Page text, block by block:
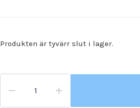
Produkten är tyvärr slut i lager.